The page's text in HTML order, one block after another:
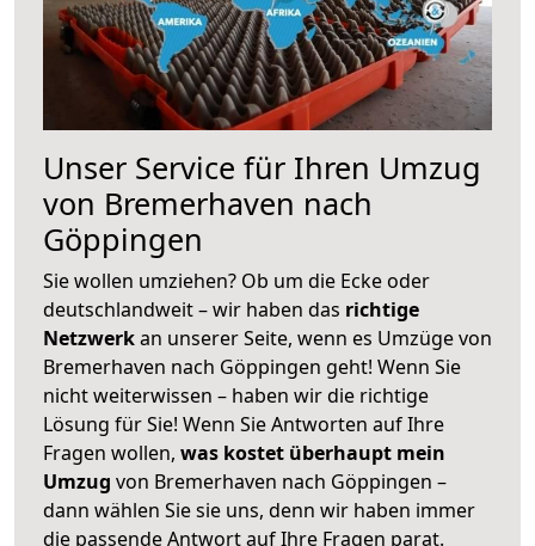
Unser Service für Ihren Umzug
von Bremerhaven nach
Göppingen
Sie wollen umziehen? Ob um die Ecke oder
deutschlandweit – wir haben das richtige
Netzwerkan unserer Seite, wenn es Umzüge von
Bremerhaven nach Göppingen geht! Wenn Sie
nicht weiterwissen – haben wir die richtige
Lösung für Sie! Wenn Sie Antworten auf Ihre
Fragen wollen, was kostet überhaupt mein
Umzug von Bremerhaven nach Göppingen –
dann wählen Sie sie uns, denn wir haben immer
die passende Antwort auf Ihre Fragen parat.